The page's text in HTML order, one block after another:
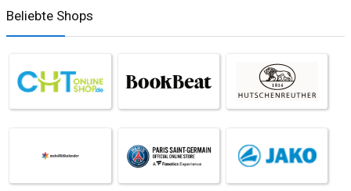
Beliebte Shops